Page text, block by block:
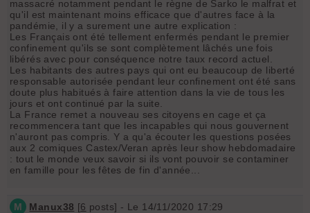
massacré notamment pendant le règne de Sarko le malfrat et
qu'il est maintenant moins efficace que d'autres face à la
pandémie, il y a surement une autre explication :
Les Français ont été tellement enfermés pendant le premier
confinement qu'ils se sont complètement lâchés une fois
libérés avec pour conséquence notre taux record actuel.
Les habitants des autres pays qui ont eu beaucoup de liberté
responsable autorisée pendant leur confinement ont été sans
doute plus habitués à faire attention dans la vie de tous les
jours et ont continué par la suite.
La France remet a nouveau ses citoyens en cage et ça
recommencera tant que les incapables qui nous gouvernent
n'auront pas compris. Y a qu'a écouter les questions posées
aux 2 comiques Castex/Veran après leur show hebdomadaire
: tout le monde veux savoir si ils vont pouvoir se contaminer
en famille pour les fêtes de fin d'année...
M Manux38 [6 posts] - Le 14/11/2020 17:29